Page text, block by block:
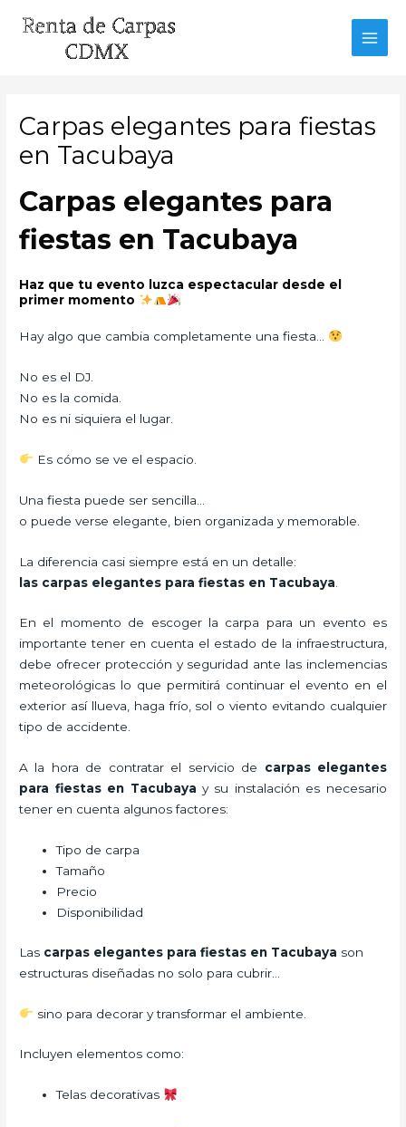
Carpas elegantes para fiestas
en Tacubaya
Carpas elegantes para
fiestas en Tacubaya
Haz que tu evento luzca espectacular desde el
primer momento
Hay algo que cambia completamente una fiesta…
No es el DJ.
No es la comida.
No es ni siquiera el lugar.
Es cómo se ve el espacio.
Una fiesta puede ser sencilla…
o puede verse elegante, bien organizada y memorable.
La diferencia casi siempre está en un detalle:
las carpas elegantes para fiestas en Tacubaya
En el momento de escoger la carpa para un evento es
importante tener en cuenta el estado de la infraestructura,
debe ofrecer protección y seguridad ante las inclemencias
meteorológicas lo que permitirá continuar el evento en el
exterior así llueva, haga frío, sol o viento evitando cualquier
tipo de accidente.
A la hora de contratar el servicio de carpas elegantes
para fiestas en Tacubaya y su instalación es necesario
tener en cuenta algunos factores:
Tipo de carpa
Tamaño
Precio
Disponibilidad
Las carpas elegantes para fiestas en Tacubaya son
estructuras diseñadas no solo para cubrir…
sino para decorar y transformar el ambiente.
Incluyen elementos como:
Telas decorativas